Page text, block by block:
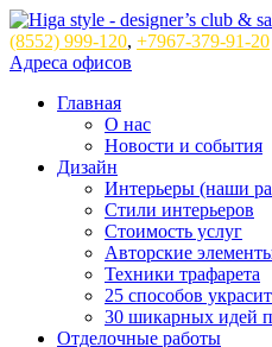
(8552) 999-120, +7967-379-91-20
Адреса офисов
Главная
О нас
Новости и события
Дизайн
Интерьеры (наши
Стили интерьеров
Стоимость услуг
Авторские
Техники трафарета
25 способов
30 шикарных идей
Отделочные работы